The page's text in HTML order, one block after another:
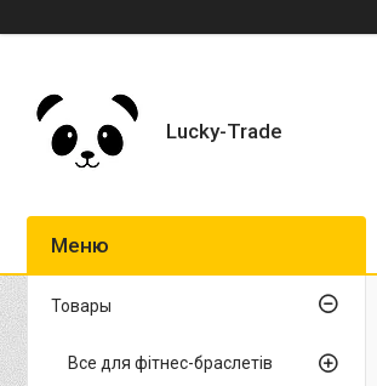
Lucky-Trade
Товары
Все для фітнес-браслетів